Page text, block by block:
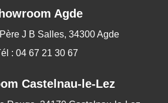
Agde
J B Salles, 34300 Agde
: 04 67 21 30 67
Castelnau-le-Lez